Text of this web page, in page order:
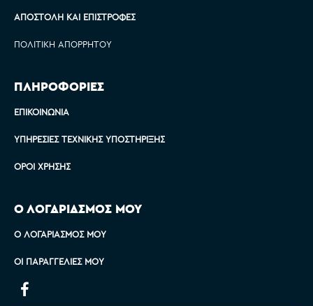
ΑΠΟΣΤΟΛΉ ΚΑΙ ΕΠΙΣΤΡΟΦΈΣ
ΠΟΛΙΤΙΚΉ ΑΠΟΡΡΉΤΟΥ
ΠΛΗΡΟΦΟΡΙΕΣ
ΕΠΙΚΟΙΝΩΝΊΑ
ΥΠΗΡΕΣΊΕΣ ΤΕΧΝΙΚΉΣ ΥΠΟΣΤΉΡΙΞΗΣ
ΌΡΟΙ ΧΡΉΣΗΣ
Ο ΛΟΓΑΡΙΑΣΜΟΣ ΜΟΥ
Ο ΛΟΓΑΡΙΑΣΜΌΣ ΜΟΥ
ΟΙ ΠΑΡΑΓΓΕΛΊΕΣ ΜΟΥ